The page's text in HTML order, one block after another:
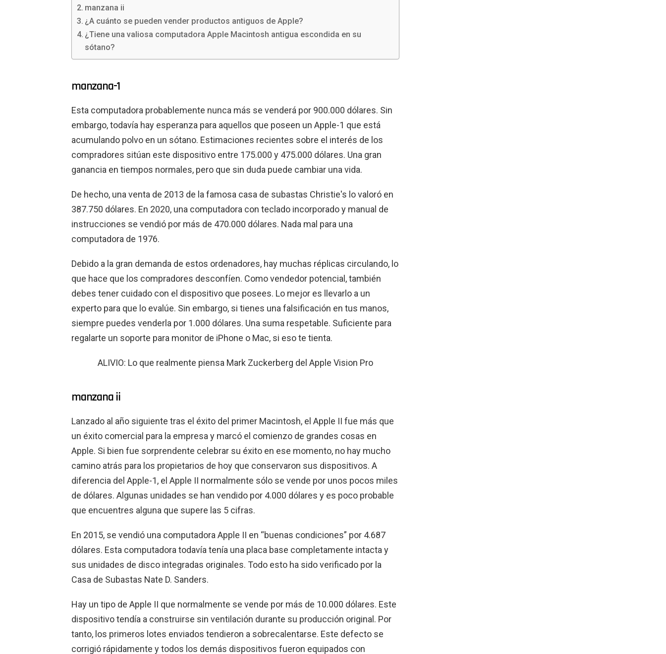
manzana ii
¿A cuánto se pueden vender productos antiguos de Apple?
¿Tiene una valiosa computadora Apple Macintosh antigua escondida en su
sótano?
manzana-1
Esta computadora probablemente nunca más se venderá por 900.000 dólares. Sin
embargo, todavía hay esperanza para aquellos que poseen un Apple-1 que está
acumulando polvo en un sótano. Estimaciones recientes sobre el interés de los
compradores sitúan este dispositivo entre 175.000 y 475.000 dólares. Una gran
ganancia en tiempos normales, pero que sin duda puede cambiar una vida.
De hecho, una venta de 2013 de la famosa casa de subastas Christie's lo valoró en
387.750 dólares. En 2020, una computadora con teclado incorporado y manual de
instrucciones se vendió por más de 470.000 dólares. Nada mal para una
computadora de 1976.
Debido a la gran demanda de estos ordenadores, hay muchas réplicas circulando, lo
que hace que los compradores desconfíen. Como vendedor potencial, también
debes tener cuidado con el dispositivo que posees. Lo mejor es llevarlo a un
experto para que lo evalúe. Sin embargo, si tienes una falsificación en tus manos,
siempre puedes venderla por 1.000 dólares. Una suma respetable. Suficiente para
regalarte un soporte para monitor de iPhone o Mac, si eso te tienta.
ALIVIO: Lo que realmente piensa Mark Zuckerberg del Apple Vision Pro
manzana ii
Lanzado al año siguiente tras el éxito del primer Macintosh, el Apple II fue más que
un éxito comercial para la empresa y marcó el comienzo de grandes cosas en
Apple. Si bien fue sorprendente celebrar su éxito en ese momento, no hay mucho
camino atrás para los propietarios de hoy que conservaron sus dispositivos. A
diferencia del Apple-1, el Apple II normalmente sólo se vende por unos pocos miles
de dólares. Algunas unidades se han vendido por 4.000 dólares y es poco probable
que encuentres alguna que supere las 5 cifras.
En 2015, se vendió una computadora Apple II en “buenas condiciones” por 4.687
dólares. Esta computadora todavía tenía una placa base completamente intacta y
sus unidades de disco integradas originales. Todo esto ha sido verificado por la
Casa de Subastas Nate D. Sanders.
Hay un tipo de Apple II que normalmente se vende por más de 10.000 dólares. Este
dispositivo tendía a construirse sin ventilación durante su producción original. Por
tanto, los primeros lotes enviados tendieron a sobrecalentarse. Este defecto se
corrigió rápidamente y todos los demás dispositivos fueron equipados con